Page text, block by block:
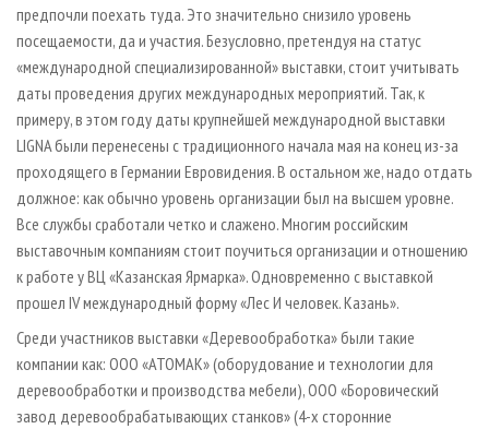
ИНСТРУМЕНТ И МАТЕРИАЛЫ
БИБЛИОТЕКА СПЕЦИАЛИСТА
предпочли поехать туда. Это значительно снизило уровень
посещаемости, да и участия. Безусловно, претендуя на статус
«международной специализированной» выставки, стоит учитывать
даты проведения других международных мероприятий. Так, к
примеру, в этом году даты крупнейшей международной выставки
LIGNA были перенесены с традиционного начала мая на конец из-за
проходящего в Германии Евровидения. В остальном же, надо отдать
должное: как обычно уровень организации был на высшем уровне.
Все службы сработали четко и слажено. Многим российским
выставочным компаниям стоит поучиться организации и отношению
к работе у ВЦ «Казанская Ярмарка». Одновременно с выставкой
прошел IV международный форму «Лес И человек. Казань».
Среди участников выставки «Деревообработка» были такие
компании как: ООО «АТОМАК» (оборудование и технологии для
деревообработки и производства мебели), ООО «Боровический
завод деревообрабатывающих станков» (4-х сторонние